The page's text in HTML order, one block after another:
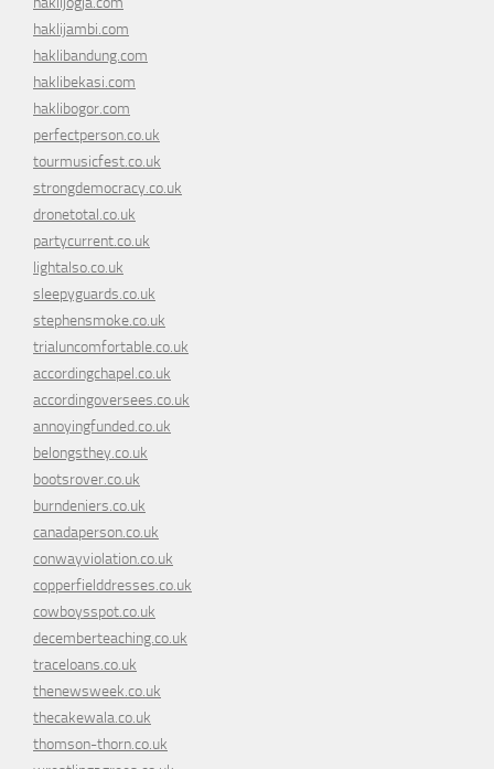
haklijambi.com
haklibandung.com
haklibekasi.com
haklibogor.com
perfectperson.co.uk
tourmusicfest.co.uk
strongdemocracy.co.uk
dronetotal.co.uk
partycurrent.co.uk
lightalso.co.uk
sleepyguards.co.uk
stephensmoke.co.uk
trialuncomfortable.co.uk
accordingchapel.co.uk
accordingoversees.co.uk
annoyingfunded.co.uk
belongsthey.co.uk
bootsrover.co.uk
burndeniers.co.uk
canadaperson.co.uk
conwayviolation.co.uk
copperfielddresses.co.uk
cowboysspot.co.uk
decemberteaching.co.uk
traceloans.co.uk
thenewsweek.co.uk
thecakewala.co.uk
thomson-thorn.co.uk